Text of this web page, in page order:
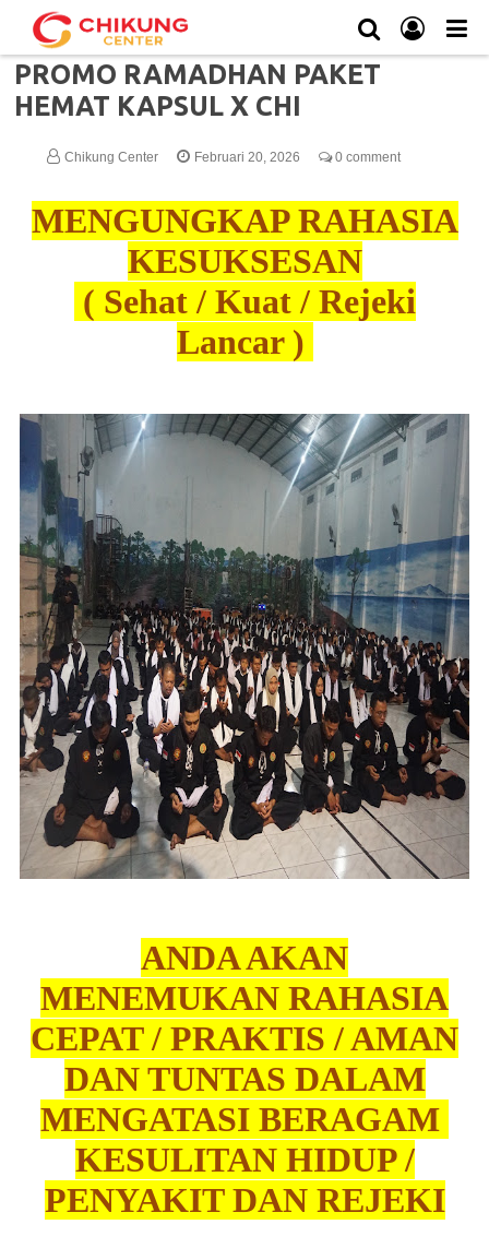
PROMO RAMADHAN PAKET
HEMAT KAPSUL X CHI
Chikung Center Februari 20, 2026 0 comment
MENGUNGKAP RAHASIA
KESUKSESAN
( Sehat / Kuat / Rejeki
Lancar )
ANDA AKAN
MENEMUKAN RAHASIA
CEPAT / PRAKTIS / AMAN
DAN TUNTAS DALAM
MENGATASI BERAGAM
KESULITAN HIDUP /
PENYAKIT DAN REJEKI